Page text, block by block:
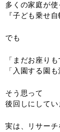
多くの家庭が使
『子ども乗せ自
でも
「まだお座り
「入園する園
そう思って
後回しにしてい
実は、リサーチ